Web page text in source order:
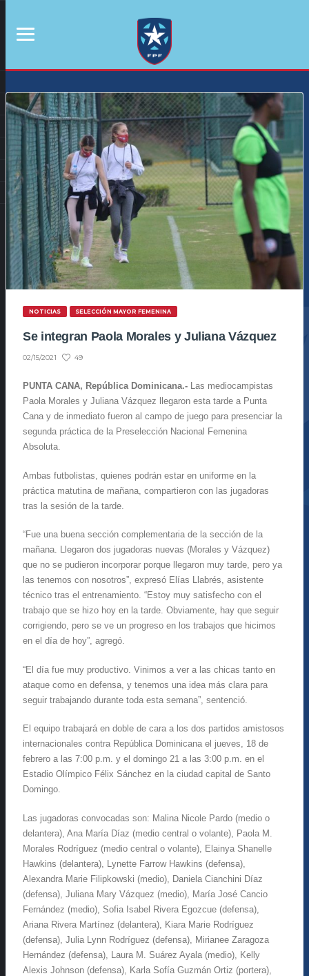
NOTICIAS SELECCIÓN MAYOR FEMENINA
Se integran Paola Morales y Juliana Vázquez
02/15/2021 49
PUNTA CANA, República Dominicana.- Las mediocampistas
Paola Morales y Juliana Vázquez llegaron esta tarde a Punta
Cana y de inmediato fueron al campo de juego para presenciar la
segunda práctica de la Preselección Nacional Femenina
Absoluta.
Ambas futbolistas, quienes podrán estar en uniforme en la
práctica matutina de mañana, compartieron con las jugadoras
tras la sesión de la tarde.
“Fue una buena sección complementaria de la sección de la
mañana. Llegaron dos jugadoras nuevas (Morales y Vázquez)
que no se pudieron incorporar porque llegaron muy tarde, pero ya
las tenemos con nosotros”, expresó Elías Llabrés, asistente
técnico tras el entrenamiento. “Estoy muy satisfecho con el
trabajo que se hizo hoy en la tarde. Obviamente, hay que seguir
corrigiendo, pero se ve un progreso en los trabajos que hicimos
en el día de hoy”, agregó.
“El día fue muy productivo. Vinimos a ver a las chicas tanto en
ataque como en defensa, y tenemos una idea más clara para
seguir trabajando durante toda esta semana”, sentenció.
El equipo trabajará en doble de cara a los dos partidos amistosos
internacionales contra República Dominicana el jueves, 18 de
febrero a las 7:00 p.m. y el domingo 21 a las 3:00 p.m. en el
Estadio Olímpico Félix Sánchez en la ciudad capital de Santo
Domingo.
Las jugadoras convocadas son: Malina Nicole Pardo (medio o
delantera), Ana María Díaz (medio central o volante), Paola M.
Morales Rodríguez (medio central o volante), Elainya Shanelle
Hawkins (delantera), Lynette Farrow Hawkins (defensa),
Alexandra Marie Filipkowski (medio), Daniela Cianchini Díaz
(defensa), Juliana Mary Vázquez (medio), María José Cancio
Fernández (medio), Sofia Isabel Rivera Egozcue (defensa),
Ariana Rivera Martínez (delantera), Kiara Marie Rodríguez
(defensa), Julia Lynn Rodríguez (defensa), Mirianee Zaragoza
Hernández (defensa), Laura M. Suárez Ayala (medio), Kelly
Alexis Johnson (defensa), Karla Sofía Guzmán Ortiz (portera),